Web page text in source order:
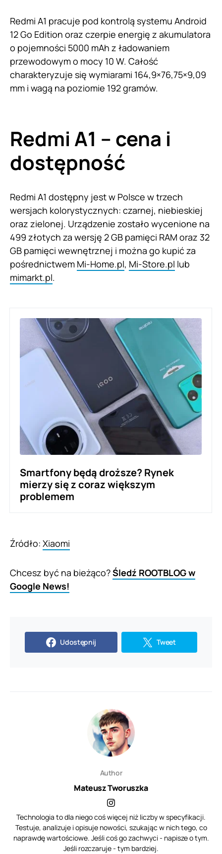
Redmi A1 pracuje pod kontrolą systemu Android
12 Go Edition oraz czerpie energię z akumulatora
o pojemności 5000 mAh z ładowaniem
przewodowym o mocy 10 W. Całość
charakteryzuje się wymiarami 164,9×76,75×9,09
mm i wagą na poziomie 192 gramów.
Redmi A1 – cena i
dostępność
Redmi A1 dostępny jest w Polsce w trzech
wersjach kolorystycznych: czarnej, niebieskiej
oraz zielonej. Urządzenie zostało wycenione na
499 złotych za wersję 2 GB pamięci RAM oraz 32
GB pamięci wewnętrznej i można go kupić za
pośrednictwem Mi-Home.pl, Mi-Store.pl lub
mimarkt.pl.
Smartfony będą droższe? Rynek
mierzy się z coraz większym
problemem
Źródło: Xiaomi
Chcesz być na bieżąco?Śledź ROOTBLOG w
Google News!
Udostępnij Tweet
Author
Mateusz Tworuszka
Technologia to dla niego coś więcej niż liczby w specyfikacji.
Testuje, analizuje i opisuje nowości, szukając w nich tego, co
naprawdę wartościowe. Jeśli coś go zachwyci - napisze o tym.
Jeśli rozczaruje - tym bardziej.